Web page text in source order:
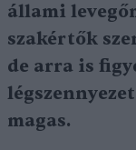
állami
szakértők
de arra is
magas.